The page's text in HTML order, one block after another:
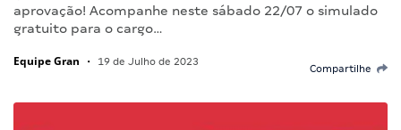
aprovação! Acompanhe neste sábado 22/07 o simulado
gratuito para o cargo…
Equipe Gran • 19 de Julho de 2023
Compartilhe